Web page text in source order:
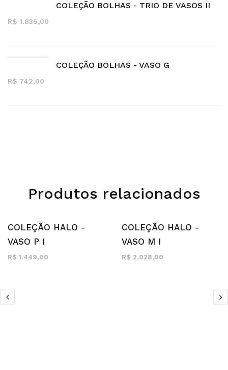
COLEÇÃO BOLHAS - TRIO DE VASOS II
R$ 1.835,00
COLEÇÃO BOLHAS - VASO G
R$ 742,00
Produtos relacionados
COLEÇÃO HALO -
VASO P I
R$ 1.449,00
COLEÇÃO HALO -
VASO M I
R$ 2.028,00